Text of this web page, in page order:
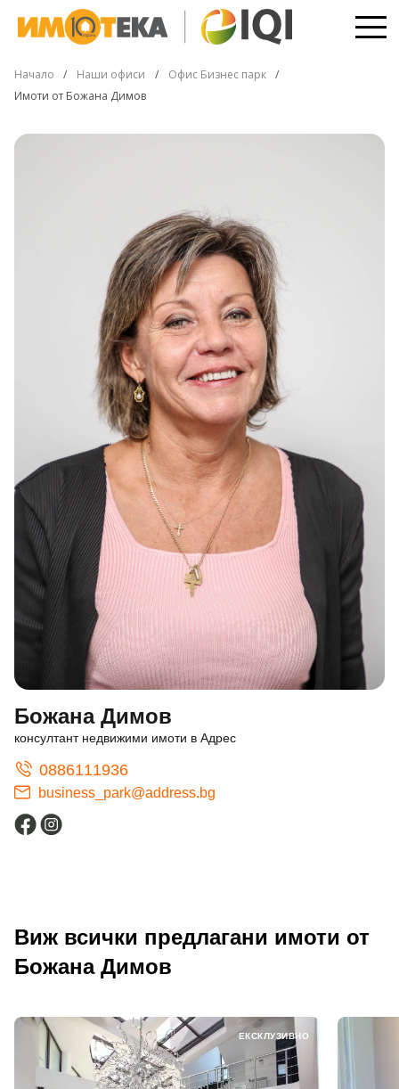
Начало Наши офиси
Офис Бизнес парк
Имоти от Божана Димов
Божана Димов
консултант недвижими имоти в Адрес
0886111936
business_park@address.bg
Виж всички предлагани имоти от
Божана Димов
ЕКСКЛУЗИВНО